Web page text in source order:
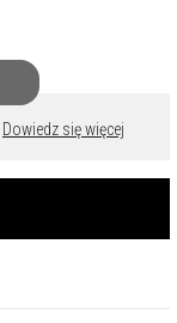
Dowiedz się więcej